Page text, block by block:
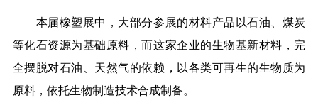
本届橡塑展中，大部分参展的材料产品以石油、煤炭
等化石资源为基础原料，而这家企业的生物基新材料，完
全摆脱对石油、天然气的依赖，以各类可再生的生物质为
原料，依托生物制造技术合成制备。